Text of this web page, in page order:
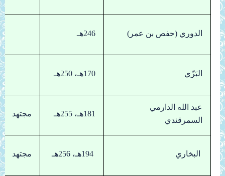
الدوري (حفص بن عمر) 246هـ
البَزّي 170هـ، 250هـ
عبد الله الدارمي
السمرقندي
181هـ، 255هـ مجتهد
البخاري 194هـ، 256هـ مجتهد